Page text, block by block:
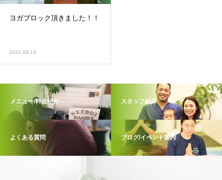
ヨガブロック頂きました！！
2021.04.13
メニュー/料金紹介 スタッフ紹介
よくある質問 ブログ/イベント案内